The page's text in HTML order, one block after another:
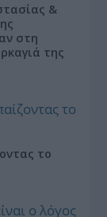
&
στη
της
το